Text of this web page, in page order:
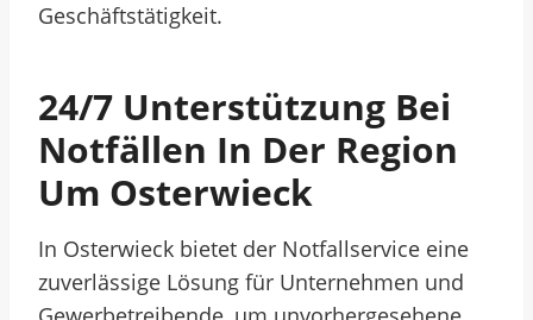
Geschäftstätigkeit.
24/7 Unterstützung Bei
Notfällen In Der Region
Um Osterwieck
In Osterwieck bietet der Notfallservice eine
zuverlässige Lösung für Unternehmen und